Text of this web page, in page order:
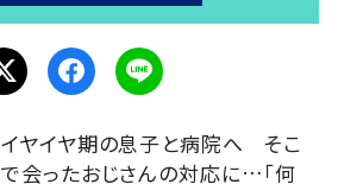
イヤイヤ期の息子と病院へ そこ
で会ったおじさんの対応に…「何